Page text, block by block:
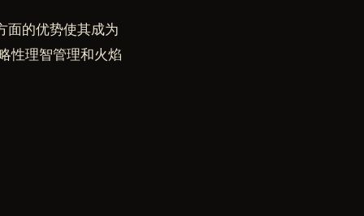
面的优势使其成为
性理智管理和火焰